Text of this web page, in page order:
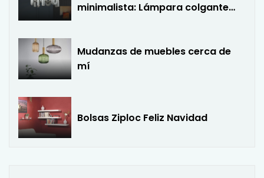
minimalista: Lámpara colgante
Mudanzas de muebles cerca de
mí
Bolsas Ziploc Feliz Navidad